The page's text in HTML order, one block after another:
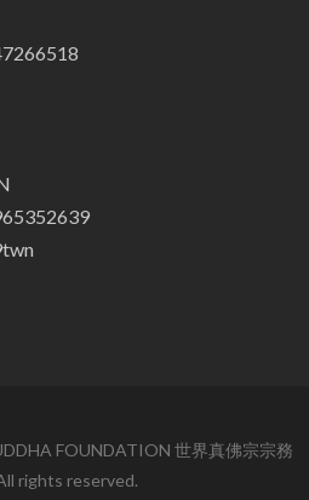
FOUNDATION 世界真佛宗宗務
rights reserved.